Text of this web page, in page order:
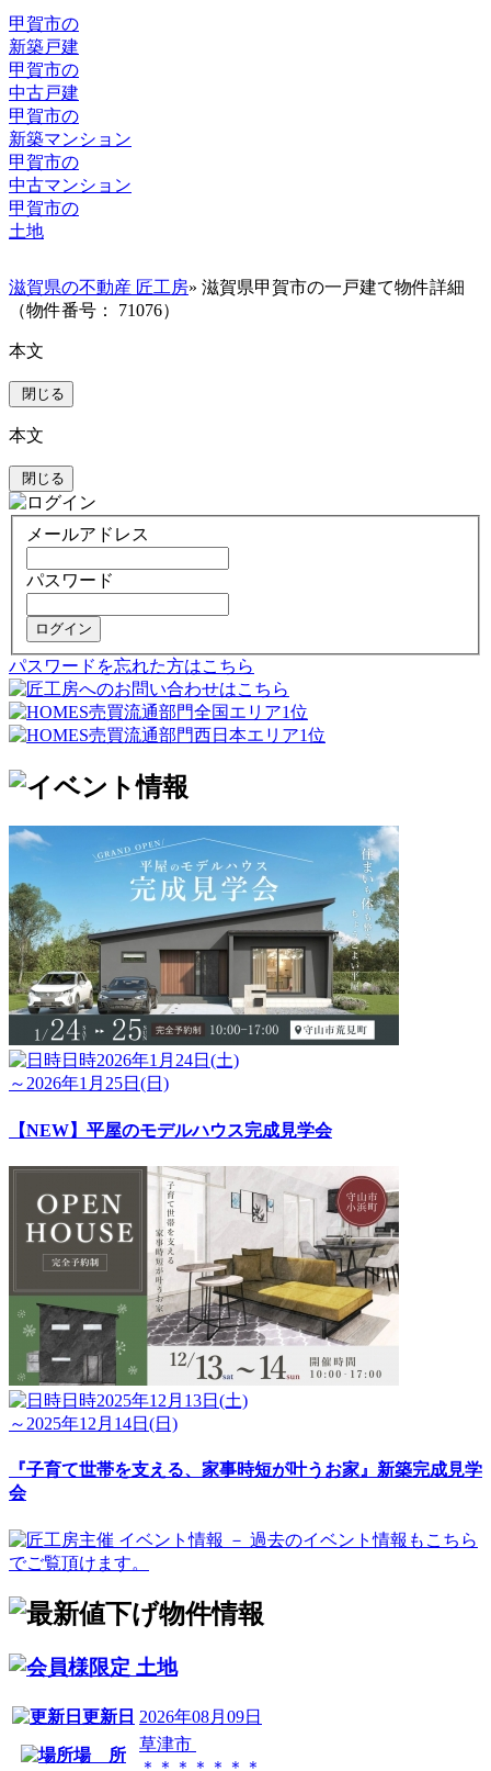
甲賀市の
新築戸建
甲賀市の
中古戸建
甲賀市の
新築マンション
甲賀市の
中古マンション
甲賀市の
土地
滋賀県の不動産 匠工房» 滋賀県甲賀市の一戸建て物件詳細
（物件番号： 71076）
本文
閉じる
本文
閉じる
メールアドレス
パスワード
ログイン
パスワードを忘れた方はこちら
日時2026年1月24日(土)
～2026年1月25日(日)
【NEW】平屋のモデルハウス完成見学会
日時2025年12月13日(土)
～2025年12月14日(日)
『子育て世帯を支える、家事時短が叶うお家』新築完成見学
会
土地
更新日 2026年08月09日
場 所
草津市
＊＊＊＊＊＊＊